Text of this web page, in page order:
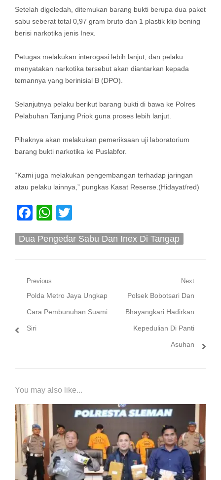
Setelah digeledah, ditemukan barang bukti berupa dua paket
sabu seberat total 0,97 gram bruto dan 1 plastik klip bening
berisi narkotika jenis Inex.
Petugas melakukan interogasi lebih lanjut, dan pelaku
menyatakan narkotika tersebut akan diantarkan kepada
temannya yang berinisial B (DPO).
Selanjutnya pelaku berikut barang bukti di bawa ke Polres
Pelabuhan Tanjung Priok guna proses lebih lanjut.
Pihaknya akan melakukan pemeriksaan uji laboratorium
barang bukti narkotika ke Puslabfor.
“Kami juga melakukan pengembangan terhadap jaringan
atau pelaku lainnya,” pungkas Kasat Reserse.(Hidayat/red)
Facebook
WhatsApp
Twitter
Dua Pengedar Sabu Dan Inex Di Tangap
Navigasi
pos
Previous
Previous
post:
Polda Metro Jaya Ungkap
Cara Pembunuhan Suami
Siri
Next
Next
post:
Polsek Bobotsari Dan
Bhayangkari Hadirkan
Kepedulian Di Panti
Asuhan
You may also like...